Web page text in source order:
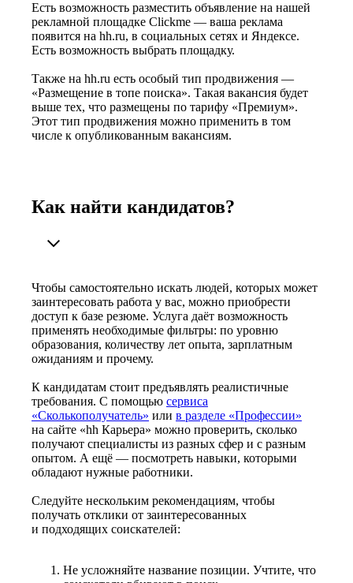
Есть возможность разместить объявление на нашей
рекламной площадке Clickme — ваша реклама
появится на hh.ru, в социальных сетях и Яндексе.
Есть возможность выбрать площадку.
Также на hh.ru есть особый тип продвижения —
«Размещение в топе поиска». Такая вакансия будет
выше тех, что размещены по тарифу «Премиум».
Этот тип продвижения можно применить в том
числе к опубликованным вакансиям.
Как найти кандидатов?
Чтобы самостоятельно искать людей, которых может
заинтересовать работа у вас, можно приобрести
доступ к базе резюме. Услуга даёт возможность
применять необходимые фильтры: по уровню
образования, количеству лет опыта, зарплатным
ожиданиям и прочему.
К кандидатам стоит предъявлять реалистичные
требования. С помощью сервиса
«Сколькополучатель» или в разделе «Профессии»
на сайте «hh Карьера» можно проверить, сколько
получают специалисты из разных сфер и с разным
опытом. А ещё — посмотреть навыки, которыми
обладают нужные работники.
Следуйте нескольким рекомендациям, чтобы
получать отклики от заинтересованных
и подходящих соискателей:
Не усложняйте название позиции. Учтите, что